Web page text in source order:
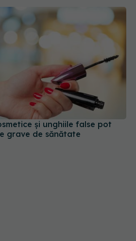
și unghiile false pot
grave de sănătate